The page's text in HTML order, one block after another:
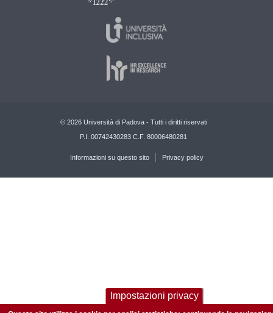
© 2026 Università di Padova - Tutti i diritti riservati
P.I. 00742430283 C.F. 80006480281
Informazioni su questo sito Privacy policy
Impostazioni privacy